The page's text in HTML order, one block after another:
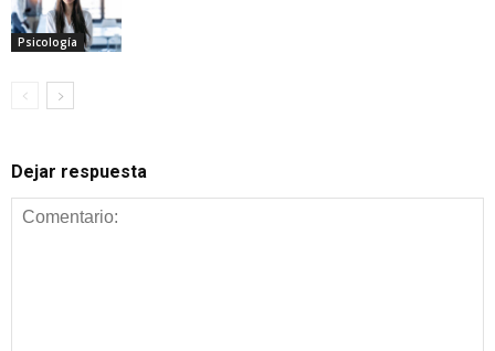
Psicología
Dejar respuesta